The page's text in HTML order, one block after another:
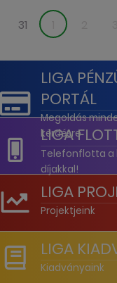
31
LIGA
PORTÁL
Megoldás
kérdésre
LIGA
Telefonflotta a
díjakkal!
LIGA
Projektjeink
LIGA
Kiadványaink